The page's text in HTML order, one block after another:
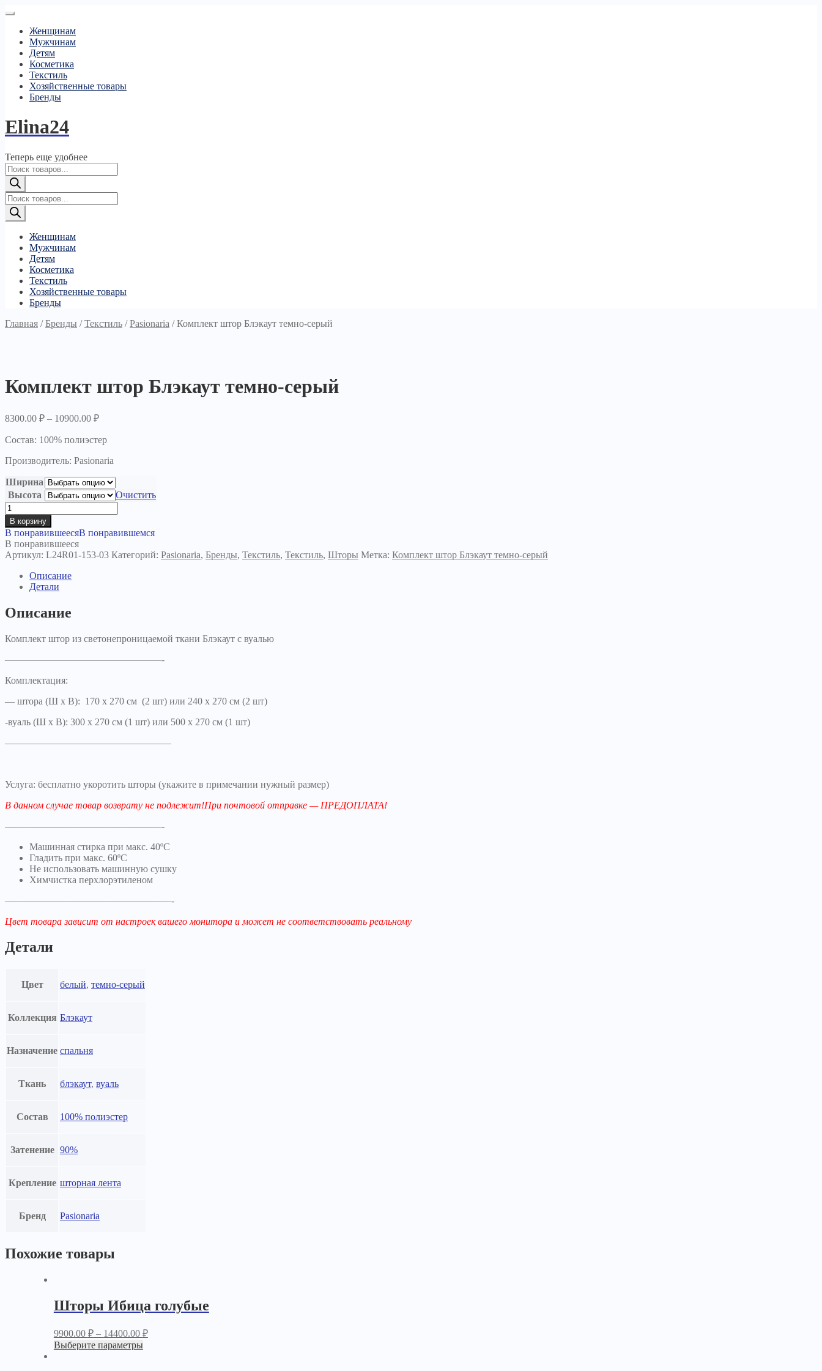
Женщинам
Мужчинам
Детям
Косметика
Текстиль
Хозяйственные товары
Бренды
Elina24
Теперь еще удобнее
Поиск
товаров
Поиск
товаров
Женщинам
Мужчинам
Детям
Косметика
Текстиль
Хозяйственные товары
Бренды
Главная /Бренды /Текстиль /Pasionaria /Комплект штор Блэкаут темно-серый
Комплект штор Блэкаут темно-серый
8300.00 ₽ – 10900.00 ₽
Состав: 100% полиэстер
Производитель: Pasionaria
Ширина
Высота
Очистить
Количество
товара
Комплект
штор
Блэкаут
темно-
серый
В корзину
В понравившеесяВ понравившемся
В понравившееся
Артикул: L24R01-153-03 Категорий: Pasionaria, Бренды, Текстиль, Текстиль, Шторы Метка: Комплект штор Блэкаут темно-серый
Описание
Детали
Описание
Комплект штор из светонепроницаемой ткани Блэкаут c вуалью
————————————————-
Комплектация:
— штора (Ш х В): 170 х 270 см (2 шт) или 240 х 270 см (2 шт)
-вуаль (Ш х В): 300 х 270 см (1 шт) или 500 х 270 см (1 шт)
—————————————————
Услуга: бесплатно укоротить шторы (укажите в примечании нужный размер)
В данном случае товар возврату не подлежит!При почтовой отправке — ПРЕДОПЛАТА!
————————————————-
Машинная стирка при макс. 40ºC
Гладить при макс. 60ºC
Не использовать машинную сушку
Химчистка перхлорэтиленом
—————————————————-
Цвет товара зависит от настроек вашего монитора и может не соответствовать реальному
Детали
Цвет белый, темно-серый
Коллекция Блэкаут
Назначение спальня
Ткань блэкаут, вуаль
Состав 100% полиэстер
Затенение 90%
Крепление шторная лента
Бренд Pasionaria
Похожие товары
Шторы Ибица голубые
9900.00 ₽– 14400.00 ₽
Выберите параметры